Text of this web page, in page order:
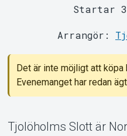
Startar
Arrangör:
Det är inte möjligt att
Evenemanget har redan
Tjolöholms Slott är